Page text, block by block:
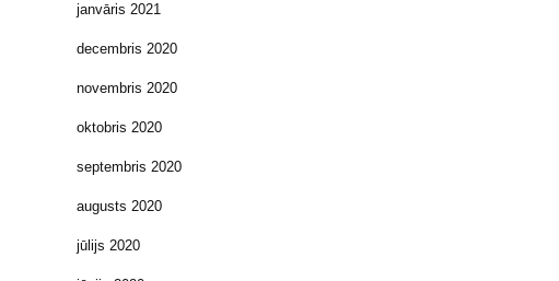
janvāris 2021
decembris 2020
novembris 2020
oktobris 2020
septembris 2020
augusts 2020
jūlijs 2020